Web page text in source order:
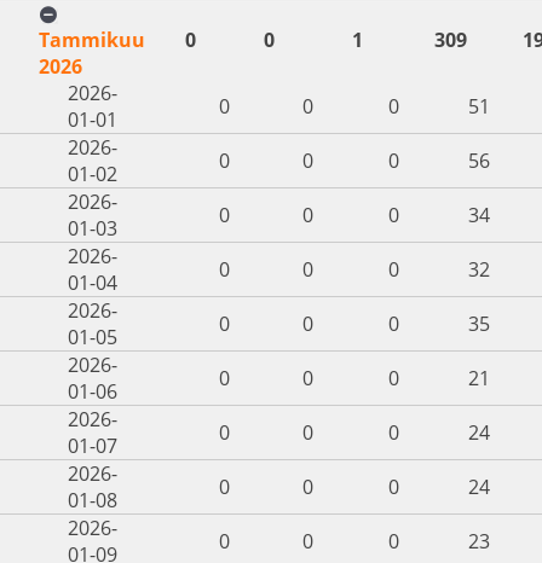
Tammikuu
2026
0 0 1 309
2026-
01-01
0 0 0
51
2026-
01-02
0 0 0
56
2026-
01-03
0 0 0
34
2026-
01-04
0 0 0
32
2026-
01-05
0 0 0
35
2026-
01-06
0 0 0
21
2026-
01-07
0 0 0
24
2026-
01-08
0 0 0
24
2026-
01-09
0 0 0
23